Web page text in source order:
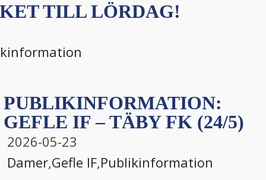
TILL LÖRDAG!
PUBLIKINFORMATION:
GEFLE IF – TÄBY FK (24/5)
2026-05-23
Damer,Gefle IF,Publikinformation